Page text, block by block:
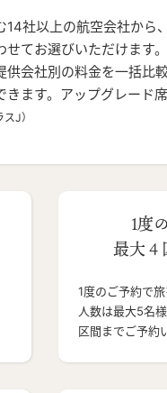
14社以上の航空会社から
せてお選びいただけます。
供会社別の料金を一括比
きます。アップグレード
J）
1度
最大
1度のご予約で
人数は最大5名
区間までご予約